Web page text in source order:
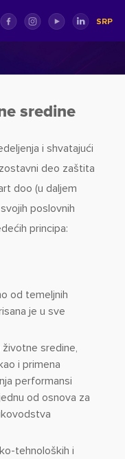
SRP
sredine
i shvatajući
deo zaštita
doo (u daljem
poslovnih
principa:
od temeljnih
je u sve
sredine,
i primena
performansi
od osnova za
tehnoloških i